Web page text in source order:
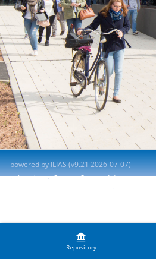
Repository
powered by ILIAS (v9.21 2026-07-07)
Imprint
Contact System Administration